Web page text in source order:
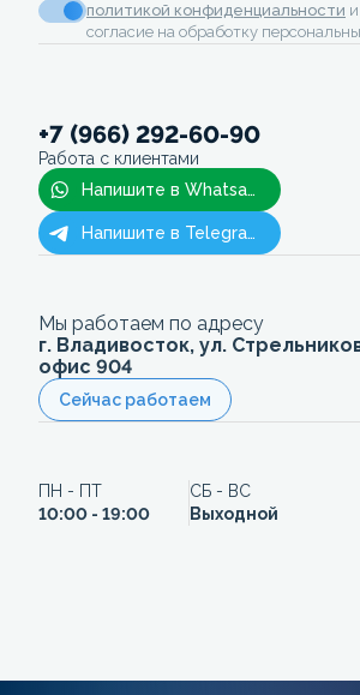
политикой конфиденциальности
согласие на обработку
+7 (966) 292-60-90
Работа с клиентами
Напишите в Whatsapp
Напишите в Telegram
Мы работаем по адресу
г. Владивосток, ул.
офис 904
Сейчас работаем
ПН - ПТ
10:00 - 19:00
СБ - ВС
Выходной